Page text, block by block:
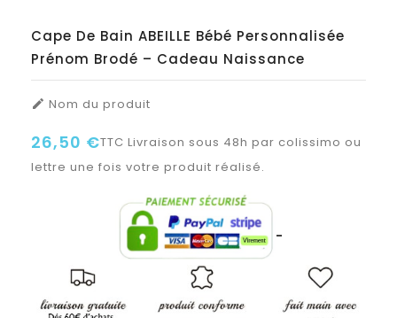
Cape De Bain ABEILLE Bébé Personnalisée
Prénom Brodé – Cadeau Naissance
 Nom du produit
26,50 €TTC Livraison sous 48h par colissimo ou
lettre une fois votre produit réalisé.